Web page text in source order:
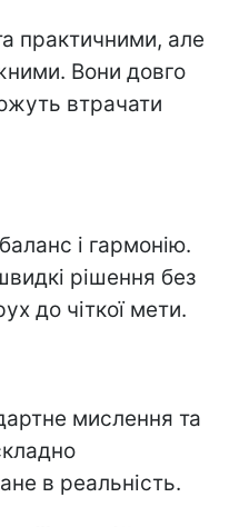
практичними, але
Вони довго
втрачати
і гармонію.
рішення без
до чіткої мети.
мислення та
в реальність.